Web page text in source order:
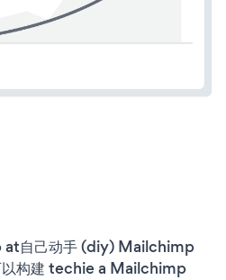
at自己动手 (diy) Mailchimp
构建 techie a Mailchimp